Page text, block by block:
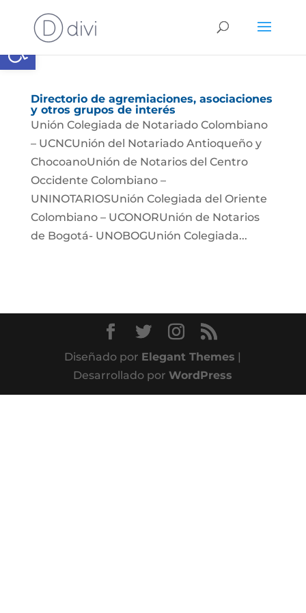
Abrir barra de herramientas
Directorio de agremiaciones, asociaciones
y otros grupos de interés
Unión Colegiada de Notariado Colombiano
– UCNCUnión del Notariado Antioqueño y
ChocoanoUnión de Notarios del Centro
Occidente Colombiano –
UNINOTARIOSUnión Colegiada del Oriente
Colombiano – UCONORUnión de Notarios
de Bogotá- UNOBOGUnión Colegiada...
Diseñado por Elegant Themes |
Desarrollado porWordPress